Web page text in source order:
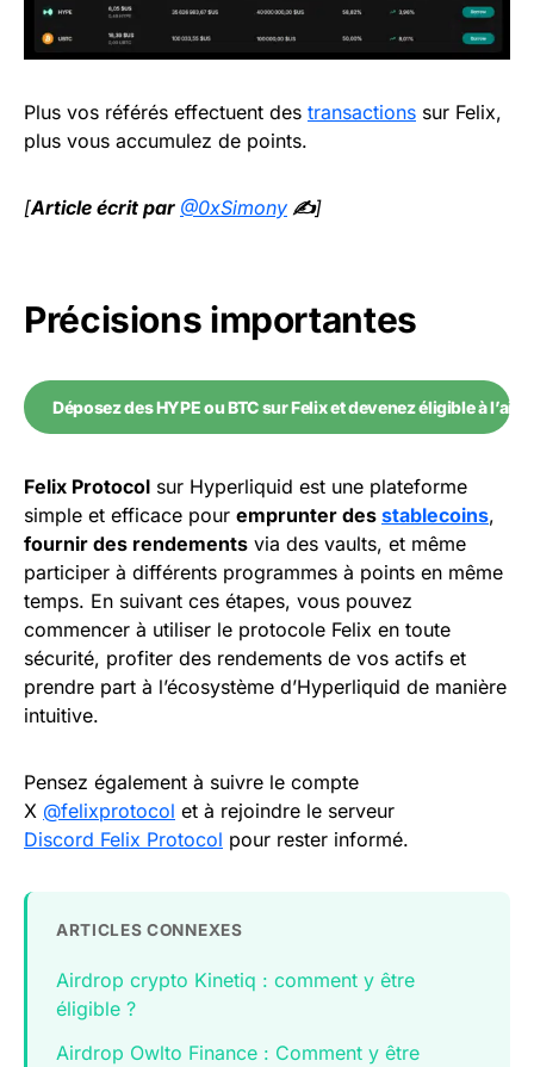
Plus vos référés effectuent des transactions sur Felix,
plus vous accumulez de points.
[Article écrit par @0xSimony ✍️]
Précisions importantes
Déposez des HYPE ou BTC sur Felix et devenez éligible à
Felix Protocol sur Hyperliquid est une plateforme
simple et efficace pour emprunter des stablecoins,
fournir des rendements via des vaults, et même
participer à différents programmes à points en même
temps. En suivant ces étapes, vous pouvez
commencer à utiliser le protocole Felix en toute
sécurité, profiter des rendements de vos actifs et
prendre part à l’écosystème d’Hyperliquid de manière
intuitive.
Pensez également à suivre le compte
X @felixprotocol et à rejoindre le serveur
Discord Felix Protocol pour rester informé.
ARTICLES CONNEXES
Airdrop crypto Kinetiq : comment y être
éligible ?
Airdrop Owlto Finance : Comment y être